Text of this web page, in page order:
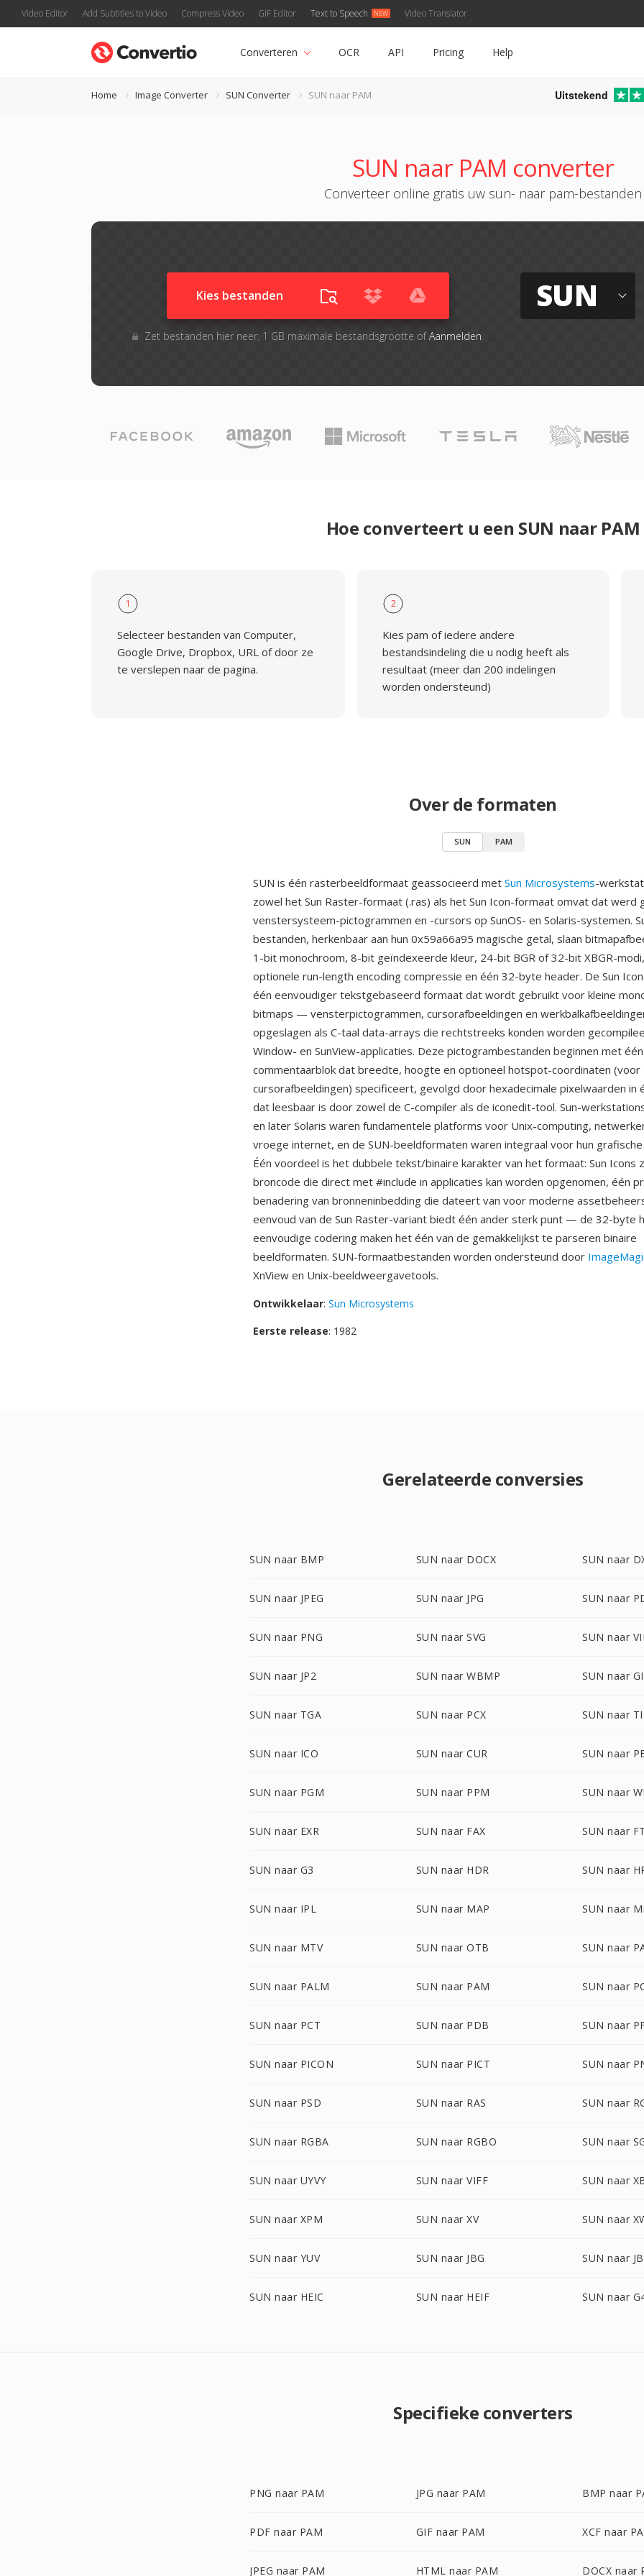
Video Editor Add Subtitles to Video Compress Video GIF Editor Text to Speech Video Translator
Converteren OCR API Pricing Help
Home Image Converter SUN Converter SUN naar PAM Uitstekend
SUN naar PAM converter
Converteer online gratis uw sun- naar pam-bestanden
Kies bestanden
Zet bestanden hier neer. 1 GB maximale bestandsgrootte ofAanmelden
SUN
Hoe converteert u een SUN naar PAM
1
Selecteer bestanden van Computer,
Google Drive, Dropbox, URL of door ze
te verslepen naar de pagina.
2
Kies pam of iedere andere
bestandsindeling die u nodig heeft als
resultaat (meer dan 200 indelingen
worden ondersteund)
Over de formaten
SUN PAM
SUN is één rasterbeeldformaat geassocieerd met Sun Microsystems-
zowel het Sun Raster-formaat (.ras) als het Sun Icon-formaat omvat dat werd
venstersysteem-pictogrammen en -cursors op SunOS- en Solaris-systemen.
bestanden, herkenbaar aan hun 0x59a66a95 magische getal, slaan
1-bit monochroom, 8-bit geïndexeerde kleur, 24-bit BGR of 32-bit XBGR-
optionele run-length encoding compressie en één 32-byte header. De Sun
één eenvoudiger tekstgebaseerd formaat dat wordt gebruikt voor kleine
bitmaps — vensterpictogrammen, cursorafbeeldingen en
opgeslagen als C-taal data-arrays die rechtstreeks konden worden
Window- en SunView-applicaties. Deze pictogrambestanden beginnen met één
commentaarblok dat breedte, hoogte en optioneel hotspot-coordinaten (voor
cursorafbeeldingen) specificeert, gevolgd door hexadecimale pixelwaarden in
dat leesbaar is door zowel de C-compiler als de iconedit-tool. Sun-
en later Solaris waren fundamentele platforms voor Unix-computing,
vroege internet, en de SUN-beeldformaten waren integraal voor hun
Één voordeel is het dubbele tekst/binaire karakter van het formaat: Sun Icons
broncode die direct met #include in applicaties kan worden opgenomen, één
benadering van bronneninbedding die dateert van voor moderne
eenvoud van de Sun Raster-variant biedt één ander sterk punt — de 32-byte
eenvoudige codering maken het één van de gemakkelijkst te parseren binaire
beeldformaten. SUN-formaatbestanden worden ondersteund door
XnView en Unix-beeldweergavetools.
Ontwikkelaar: Sun Microsystems
Eerste release: 1982
Gerelateerde conversies
SUN naar BMP SUN naar DOCX SUN naar
SUN naar JPEG SUN naar JPG SUN naar
SUN naar PNG SUN naar SVG SUN naar
SUN naar JP2 SUN naar WBMP SUN naar
SUN naar TGA SUN naar PCX SUN naar
SUN naar ICO SUN naar CUR SUN naar
SUN naar PGM SUN naar PPM SUN naar
SUN naar EXR SUN naar FAX SUN naar
SUN naar G3 SUN naar HDR SUN naar
SUN naar IPL SUN naar MAP SUN naar
SUN naar MTV SUN naar OTB SUN naar
SUN naar PALM SUN naar PAM SUN naar
SUN naar PCT SUN naar PDB SUN naar
SUN naar PICON SUN naar PICT SUN naar
SUN naar PSD SUN naar RAS SUN naar
SUN naar RGBA SUN naar RGBO SUN naar
SUN naar UYVY SUN naar VIFF SUN naar
SUN naar XPM SUN naar XV SUN naar
SUN naar YUV SUN naar JBG SUN naar
SUN naar HEIC SUN naar HEIF SUN naar
Specifieke converters
PNG naar PAM JPG naar PAM BMP naar
PDF naar PAM GIF naar PAM XCF naar
JPEG naar PAM HTML naar PAM DOCX naar